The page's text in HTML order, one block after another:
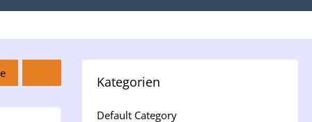
Kategorien
Default Category